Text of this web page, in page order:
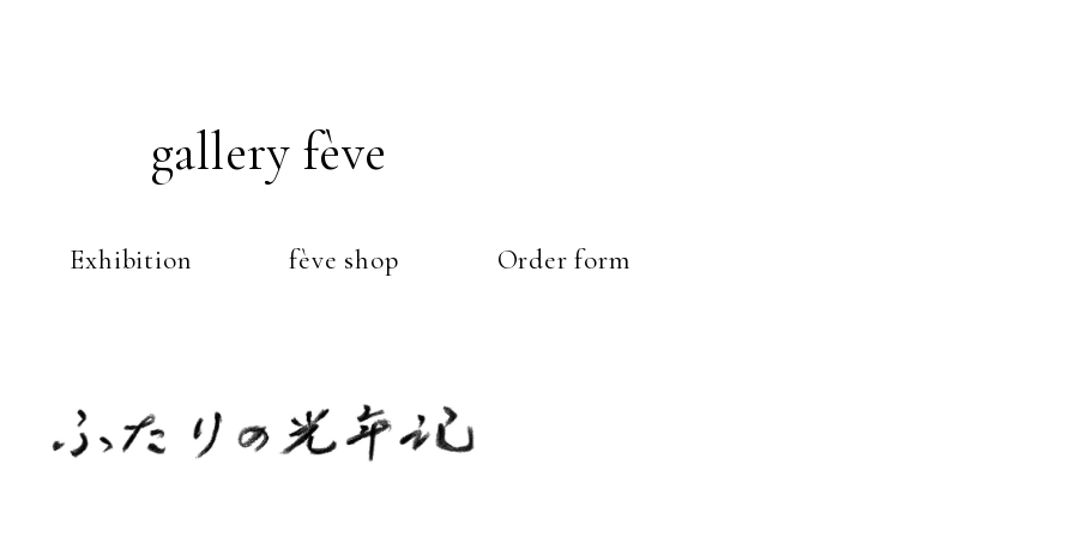
gallery fève
Exhibition fève shop Order form